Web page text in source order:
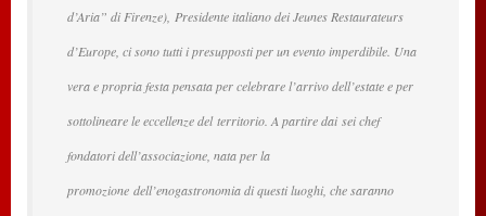
d’Aria” di Firenze), Presidente italiano dei Jeunes Restaurateurs
d’Europe, ci sono tutti i presupposti per un evento imperdibile. Una
vera e propria festa pensata per celebrare l’arrivo dell’estate e per
sottolineare le eccellenze del territorio. A partire dai sei chef
fondatori dell’associazione, nata per la
promozione dell’enogastronomia di questi luoghi, che saranno